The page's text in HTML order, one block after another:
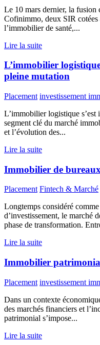
Le 10 mars dernier, la fusion
Cofinimmo, deux SIR cotées
l’immobilier de santé,...
Lire la suite
L’immobilier
pleine mutation
Placement investissement
L’immobilier logistique s’est
segment clé du marché
et l’évolution des...
Lire la suite
Immobilier de
Placement Fintech & Marché
Longtemps considéré
d’investissement, le marché
phase de transformation.
Lire la suite
Immobilier
Placement investissement
Dans un contexte
des marchés financiers et
patrimonial s’impose...
Lire la suite